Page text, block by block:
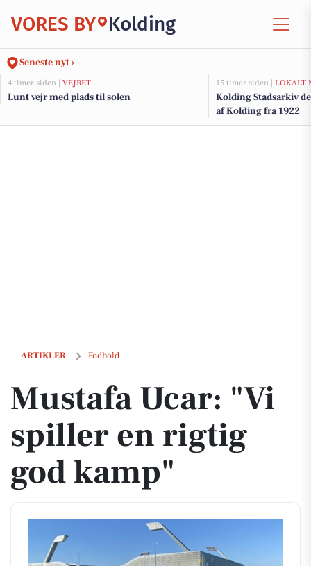
VORES BY Kolding
Seneste nyt ›
4 timer siden | VEJRET
Lunt vejr med plads til solen
15 timer siden | LOKALT
Kolding Stadsarkiv
af Kolding fra 1922
ARTIKLER Fodbold
Mustafa Ucar: "Vi spiller en rigtig god kamp"
Mustafa Ucar: "Vi
spiller en rigtig
god kamp"